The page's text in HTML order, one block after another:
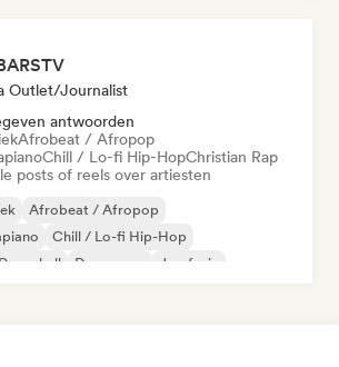
Outlet/Journalist
antwoorden
Afrobeat / Afropop
Chill / Lo-fi Hip-HopChristian Rap
posts of reels over artiesten
Afrobeat / Afropop
Chill / Lo-fi Hip-Hop
Dancehall Dance pop Jazzfusie